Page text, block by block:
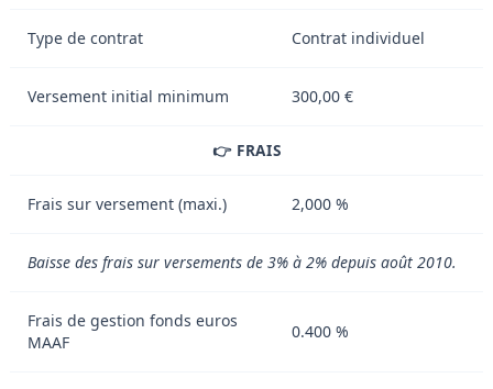
Type de contrat Contrat individuel
Versement initial minimum 300,00 €
👉 FRAIS
Frais sur versement (maxi.) 2,000 %
Baisse des frais sur versements de 3% à 2% depuis août 2010.
Frais de gestion fonds euros
MAAF
0.400 %